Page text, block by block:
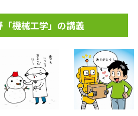
「機械工学」の講義